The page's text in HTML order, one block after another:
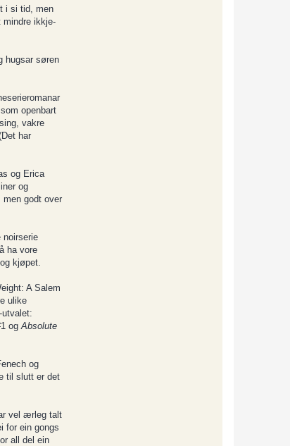
i si tid, men
mindre ikkje-
hugsar søren
openbart
vakre
har
og Erica
og
men godt over
noirserie
ha vore
kjøpet.
A Salem
ulike
ogAbsolute
og
til slutt er det
vel ærleg talt
for ein gongs
all del ein